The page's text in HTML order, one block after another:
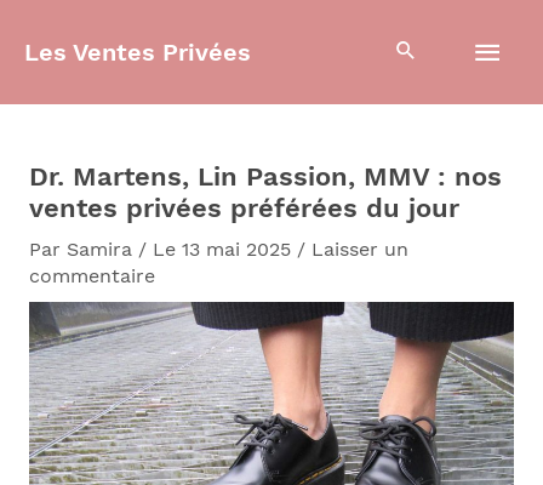
Les Ventes Privées
Dr. Martens, Lin Passion, MMV : nos
ventes privées préférées du jour
Par Samira / Le 13 mai 2025 / Laisser un
commentaire